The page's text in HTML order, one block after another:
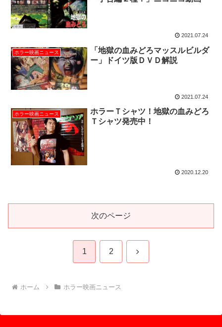
2021.07.24
ホラー映画ニュース
「地獄の血みどろマッスルビルダ
ー」ドイツ版ＤＶＤ解説
2021.07.24
ホラー映画ニュース
ホラーＴシャツ！地獄の血みどろ
Ｔシャツ発売中！
2020.12.20
次のページ
1 2 次
ホーム ホラー映画ニュース